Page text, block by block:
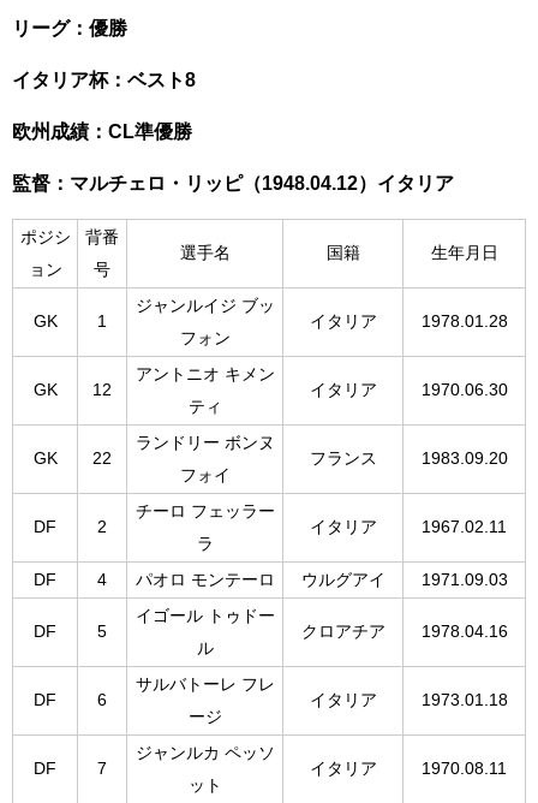
リーグ：優勝
イタリア杯：ベスト8
欧州成績：CL準優勝
監督：マルチェロ・リッピ（1948.04.12）イタリア
ポジシ
ョン
背番
号
選手名 国籍 生年月日
GK 1
ジャンルイジ ブッ
フォン
イタリア 1978.01.28
GK 12
アントニオ キメン
ティ
イタリア 1970.06.30
GK 22
ランドリー ボンヌ
フォイ
フランス 1983.09.20
DF 2
チーロ フェッラー
ラ
イタリア 1967.02.11
DF 4 パオロ モンテーロ ウルグアイ 1971.09.03
DF 5
イゴール トゥドー
ル
クロアチア 1978.04.16
DF 6
サルバトーレ フレ
ージ
イタリア 1973.01.18
DF 7
ジャンルカ ペッソ
ット
イタリア 1970.08.11